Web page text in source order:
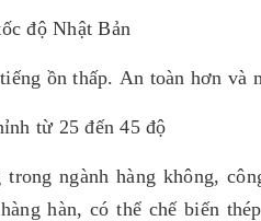
độ Nhật Bản
ồn thấp. An toàn hơn và
từ 25 đến 45 độ
trong ngành hàng không,
hàn, có thể chế biến